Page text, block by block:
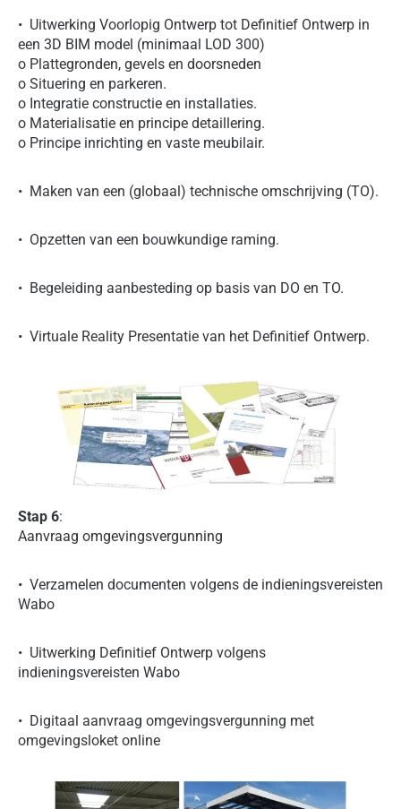
• Uitwerking Voorlopig Ontwerp tot Definitief Ontwerp in
een 3D BIM model (minimaal LOD 300)
o Plattegronden, gevels en doorsneden
o Situering en parkeren.
o Integratie constructie en installaties.
o Materialisatie en principe detaillering.
o Principe inrichting en vaste meubilair.
• Maken van een (globaal) technische omschrijving (TO).
• Opzetten van een bouwkundige raming.
• Begeleiding aanbesteding op basis van DO en TO.
• Virtuale Reality Presentatie van het Definitief Ontwerp.
Stap 6:
Aanvraag omgevingsvergunning
• Verzamelen documenten volgens de indieningsvereisten
Wabo
• Uitwerking Definitief Ontwerp volgens
indieningsvereisten Wabo
• Digitaal aanvraag omgevingsvergunning met
omgevingsloket online